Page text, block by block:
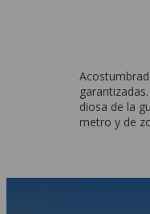
diosa de la
metro y de